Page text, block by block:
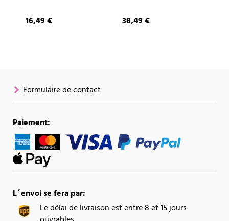
16,49 € 38,49 €
Formulaire de contact
Paiement:
L´envoi se fera par:
Le délai de livraison est entre 8 et 15 jours